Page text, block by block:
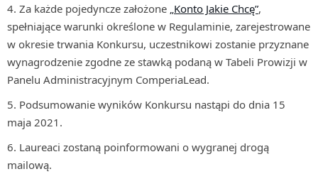
Za każde pojedyncze założone „Konto Jakie Chcę”,
spełniające warunki określone w Regulaminie, zarejestrowane
w okresie trwania Konkursu, uczestnikowi zostanie przyznane
wynagrodzenie zgodne ze stawką podaną w Tabeli Prowizji w
Panelu Administracyjnym ComperiaLead.
Podsumowanie wyników Konkursu nastąpi do dnia 15
maja 2021.
Laureaci zostaną poinformowani o wygranej drogą
mailową.